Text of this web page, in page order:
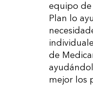
equipo de
Plan lo
de
mejor los